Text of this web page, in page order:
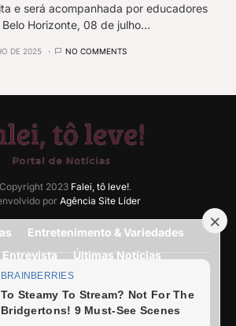
e será acompanhada por educadores
Horizonte, 08 de julho…
DE 2025 NO COMMENTS
2023 Falei, tô leve!.
por Agência Site Líder
Entretenimento & Variedades
Entrevista
Últimas Notícias
Expediente
Termos e condições